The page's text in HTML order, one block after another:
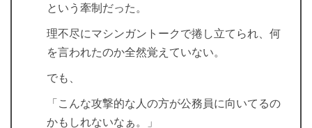
という牽制だった。
理不尽にマシンガントークで捲し立てられ、何
を言われたのか全然覚えていない。
でも、
「こんな攻撃的な人の方が公務員に向いてるの
かもしれないなぁ。」